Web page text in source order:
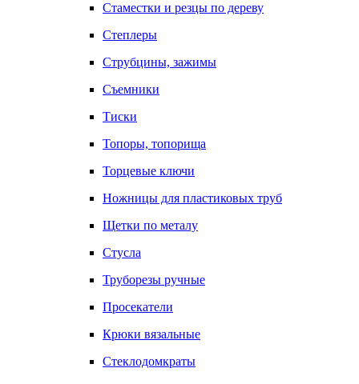
Стаместки и резцы по дереву
Степлеры
Струбцины, зажимы
Съемники
Тиски
Топоры, топорища
Торцевые ключи
Ножницы для пластиковых труб
Щетки по металу
Стусла
Труборезы ручные
Просекатели
Крюки вязальные
Стеклодомкраты